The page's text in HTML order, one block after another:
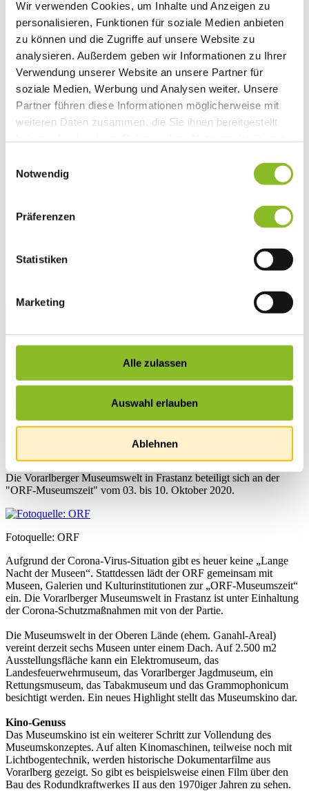
Wir verwenden Cookies, um Inhalte und Anzeigen zu
personalisieren, Funktionen für soziale Medien anbieten
zu können und die Zugriffe auf unsere Website zu
analysieren. Außerdem geben wir Informationen zu Ihrer
Verwendung unserer Website an unsere Partner für
soziale Medien, Werbung und Analysen weiter. Unsere
Partner führen diese Informationen möglicherweise mit
weiteren Daten zusammen, die Sie ihnen bereitgestellt
Notwendig
Präferenzen
Statistiken
Marketing
Alle zulassen
Auswahl erlauben
Ablehnen
Vereinsleben
Vereinsservice
Liste der Frastanzer Vereine
Veranstaltungen
Veranstaltungskalender
Wirtschaft
Unternehmen & Standort
Nahversorgerliste
Betriebe
Wirtschaftsstandort Frastanz
News
ORF-Museumszeit
Die Vorarlberger Museumswelt in Frastanz beteiligt sich an der
"ORF-Museumszeit" vom 03. bis 10. Oktober 2020.
Fotoquelle: ORF
Aufgrund der Corona-Virus-Situation gibt es heuer keine „Lange
Nacht der Museen“. Stattdessen lädt der ORF gemeinsam mit
Museen, Galerien und Kulturinstitutionen zur „ORF-Museumszeit“
ein. Die Vorarlberger Museumswelt in Frastanz ist unter Einhaltung
der Corona-Schutzmaßnahmen mit von der Partie.
Die Museumswelt in der Oberen Lände (ehem. Ganahl-Areal)
vereint derzeit sechs Museen unter einem Dach. Auf 2.500 m2
Ausstellungsfläche kann ein Elektromuseum, das
Landesfeuerwehrmuseum, das Vorarlberger Jagdmuseum, ein
Rettungsmuseum, das Tabakmuseum und das Grammophonicum
besichtigt werden. Ein neues Highlight stellt das Museumskino dar.
Kino-Genuss
Das Museumskino ist ein weiterer Schritt zur Vollendung des
Museumskonzeptes. Auf alten Kinomaschinen, teilweise noch mit
Lichtbogentechnik, werden historische Dokumentarfilme aus
Vorarlberg gezeigt. So gibt es beispielsweise einen Film über den
Bau des Rodundkraftwerkes II aus den 1970iger Jahren zu sehen.